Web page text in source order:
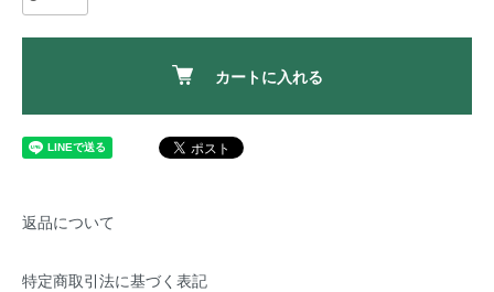
カートに入れる
返品について
特定商取引法に基づく表記